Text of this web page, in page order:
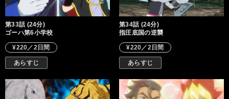
第33話 (24分)
ゴーハ第6小学校
¥220／2日間
あらすじ
第34話 (24分)
指圧底国の逆襲
¥220／2日間
あらすじ